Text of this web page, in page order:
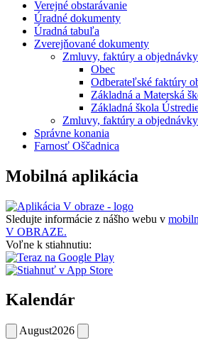
Verejné obstarávanie
Úradné dokumenty
Úradná tabuľa
Zverejňované dokumenty
Zmluvy, faktúry a objednávky
Obec
Odberateľské faktúry
Základná a Materská
Základná škola
Zmluvy, faktúry a
Správne konania
Farnosť Oščadnica
Mobilná aplikácia
Sledujte informácie z nášho webu v
V OBRAZE.
Voľne k stiahnutiu:
Kalendár
August2026